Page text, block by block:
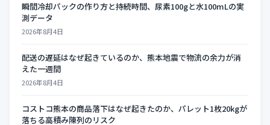
瞬間冷却パックの作り方と持続時間、尿素100gと水100mLの実
測データ
2026年8月4日
配送の遅延はなぜ起きているのか、熊本地震で物流の余力が消
えた一週間
2026年8月4日
コストコ熊本の商品落下はなぜ起きたのか、パレット1枚20kgが
落ちる高積み陳列のリスク